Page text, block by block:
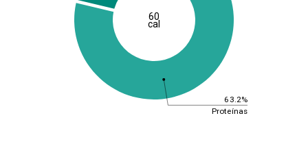
63.2%
Proteínas
60
cal